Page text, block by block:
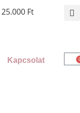
Ft
Kapcsolat